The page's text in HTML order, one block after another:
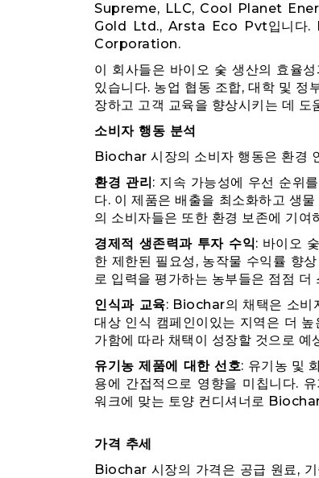
Supreme, LLC, Cool Planet
Gold Ltd., Arsta Eco Pvt입니다
Corporation.
이 회사들은 바이오 숯 생산의 효율
있습니다. 농업 협동 조합, 대학 및 정
장하고 고객 교육을 향상시키는 데 도
소비자 행동 분석
Biochar 시장의 소비자 행동은 환경
환경 관리: 지속 가능성에 우선 순위
다. 이 제품은 배출을 최소화하고 생
의 소비자들은 또한 환경 보존에 기여
경제적 생존력과 투자 수익: 바이오
한 제한된 필요성, 농작물 수익률 향
로 입력을 평가하는 농부들은 점점 더
인식과 교육: Biochar의 채택은 소비
대상 인식 캠페인이있는 지역은 더
가함에 따라 채택이 성장할 것으로 예
유기농 제품에 대한 선호: 유기농 및
용에 간접적으로 영향을 미칩니다.
워크에 맞는 토양 컨디셔너로
가격 추세
Biochar 시장의 가격은 공급 원료,